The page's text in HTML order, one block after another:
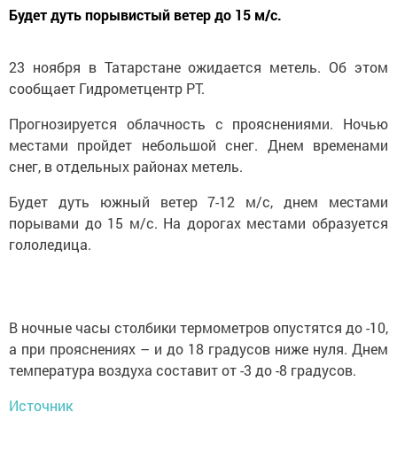
Будет дуть порывистый ветер до 15 м/с.
23 ноября в Татарстане ожидается метель. Об этом
сообщает Гидрометцентр РТ.
Прогнозируется облачность с прояснениями. Ночью
местами пройдет небольшой снег. Днем временами
снег, в отдельных районах метель.
Будет дуть южный ветер 7-12 м/с, днем местами
порывами до 15 м/с. На дорогах местами образуется
гололедица.
В ночные часы столбики термометров опустятся до -10,
а при прояснениях – и до 18 градусов ниже нуля. Днем
температура воздуха составит от -3 до -8 градусов.
Источник